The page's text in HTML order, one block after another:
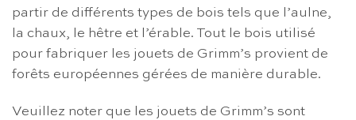
partir de différents types de bois tels que l’aulne,
la chaux, le hêtre et l’érable. Tout le bois utilisé
pour fabriquer les jouets de Grimm’s provient de
forêts européennes gérées de manière durable.
Veuillez noter que les jouets de Grimm’s sont